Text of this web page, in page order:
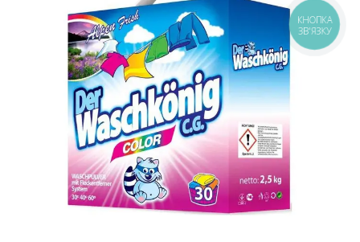
КНОПКА
ЗВ'ЯЗКУ